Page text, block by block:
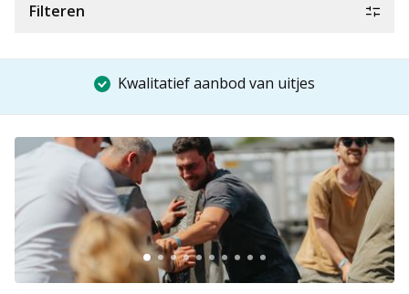
Filteren
Kwalitatief aanbod van uitjes